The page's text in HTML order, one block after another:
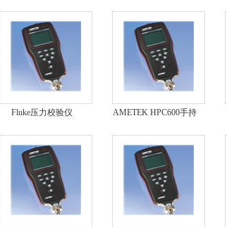
Fluke压力校验仪
AMETEK HPC600手持